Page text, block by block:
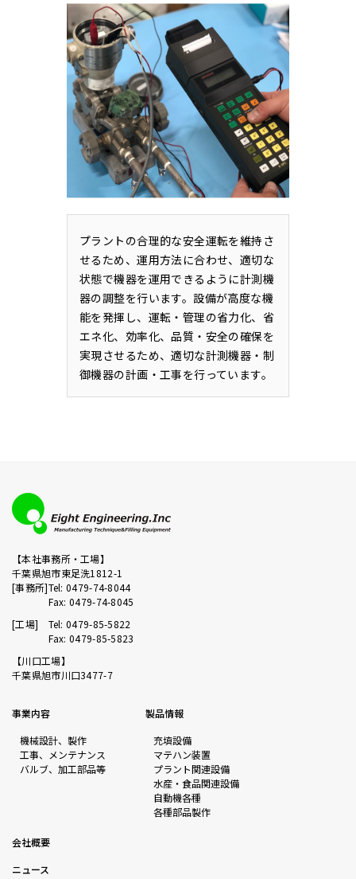
プラントの合理的な安全運転を維持さ
せるため、運用方法に合わせ、適切な
状態で機器を運用できるように計測機
器の調整を行います。設備が高度な機
能を発揮し、運転・管理の省力化、省
エネ化、効率化、品質・安全の確保を
実現させるため、適切な計測機器・制
御機器の計画・工事を行っています。
【本社事務所・工場】
千葉県旭市東足洗1812-1
[事務所]Tel: 0479-74-8044
Fax: 0479-74-8045
[工場] Tel: 0479-85-5822
Fax: 0479-85-5823
【川口工場】
千葉県旭市川口3477-7
事業内容
機械設計、製作
工事、メンテナンス
バルブ、加工部品等
製品情報
充填設備
マテハン装置
プラント関連設備
水産・食品関連設備
自動機各種
各種部品製作
会社概要
ニュース